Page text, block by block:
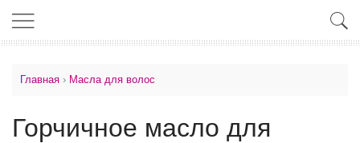
Главная › Масла для волос
Горчичное масло для